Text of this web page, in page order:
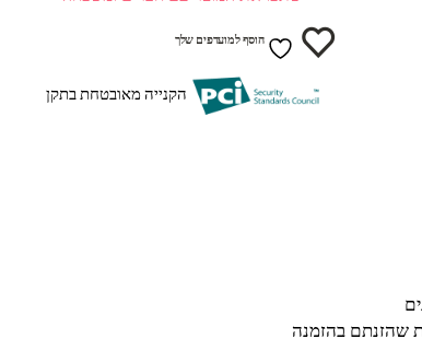
הוסף למועדפים שלך
הקנייה מאובטחת בתקן
שהזנתם בהזמנה